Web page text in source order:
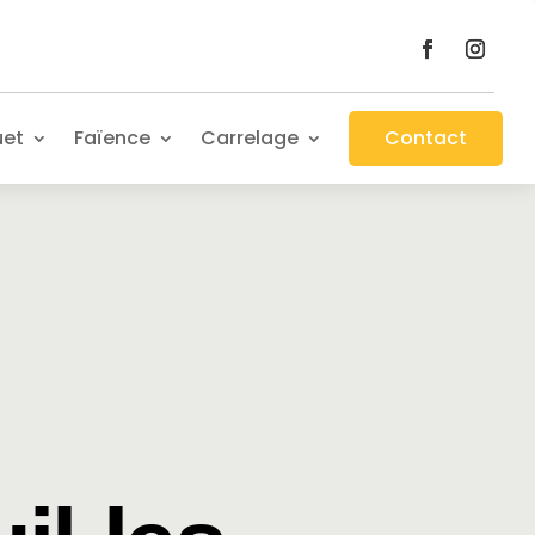
Faïence Carrelage Contact